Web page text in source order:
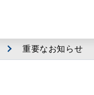
重要なお知らせ